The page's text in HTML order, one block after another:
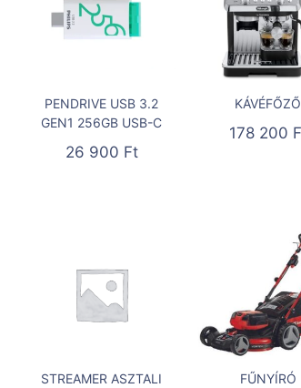
PENDRIVE USB 3.2
GEN1 256GB USB-C
26 900 Ft
KÁVÉFŐZŐ
178 200
STREAMER ASZTALI
FŰNYÍRÓ